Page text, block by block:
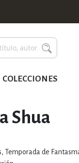
COLECCIONES
Shua
Temporada de